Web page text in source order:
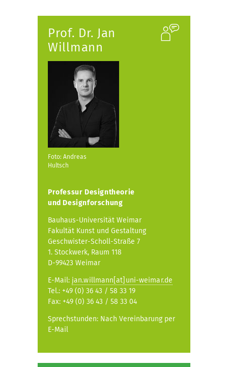
Prof. Dr. Jan
Willmann
Foto: Andreas
Hultsch
Professur Designtheorie
und Designforschung
Bauhaus-Universität Weimar
Fakultät Kunst und Gestaltung
Geschwister-Scholl-Straße 7
1. Stockwerk, Raum 118
D-99423 Weimar
E-Mail: jan.willmann[at]uni-weimar.de
Tel.: +49 (0) 36 43 / 58 33 19
Fax: +49 (0) 36 43 / 58 33 04
Sprechstunden: Nach Vereinbarung per
E-Mail